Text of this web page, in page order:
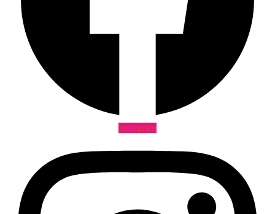
Instagram